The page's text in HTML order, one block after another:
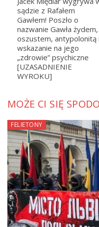
sądzie z Rafałem
Gawłem! Poszło o
nazwanie Gawła żydem,
oszustem, antypolonitą i
wskazanie na jego
„zdrowie” psychiczne
[UZASADNIENIE
WYROKU]
MOŻE CI SIĘ
FELIETONY